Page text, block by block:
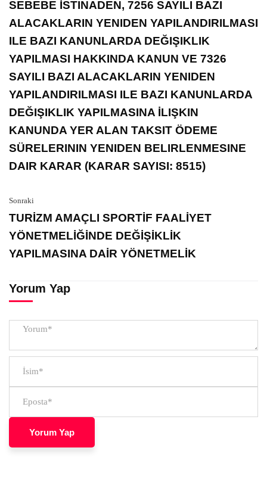
SEBEBE İSTINADEN, 7256 SAYILI BAZI
ALACAKLARIN YENIDEN YAPILANDIRILMASI
ILE BAZI KANUNLARDA DEĞIŞIKLIK
YAPILMASI HAKKINDA KANUN VE 7326
SAYILI BAZI ALACAKLARIN YENIDEN
YAPILANDIRILMASI ILE BAZI KANUNLARDA
DEĞIŞIKLIK YAPILMASINA İLIŞKIN
KANUNDA YER ALAN TAKSIT ÖDEME
SÜRELERININ YENIDEN BELIRLENMESINE
DAIR KARAR (KARAR SAYISI: 8515)
Sonraki
TURİZM AMAÇLI SPORTİF FAALİYET
YÖNETMELİĞİNDE DEĞİŞİKLİK
YAPILMASINA DAİR YÖNETMELİK
Yorum Yap